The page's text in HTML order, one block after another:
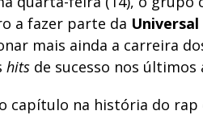
a fazer parte da Universal
mais ainda a carreira
hits de sucesso nos últimos
capítulo na história do